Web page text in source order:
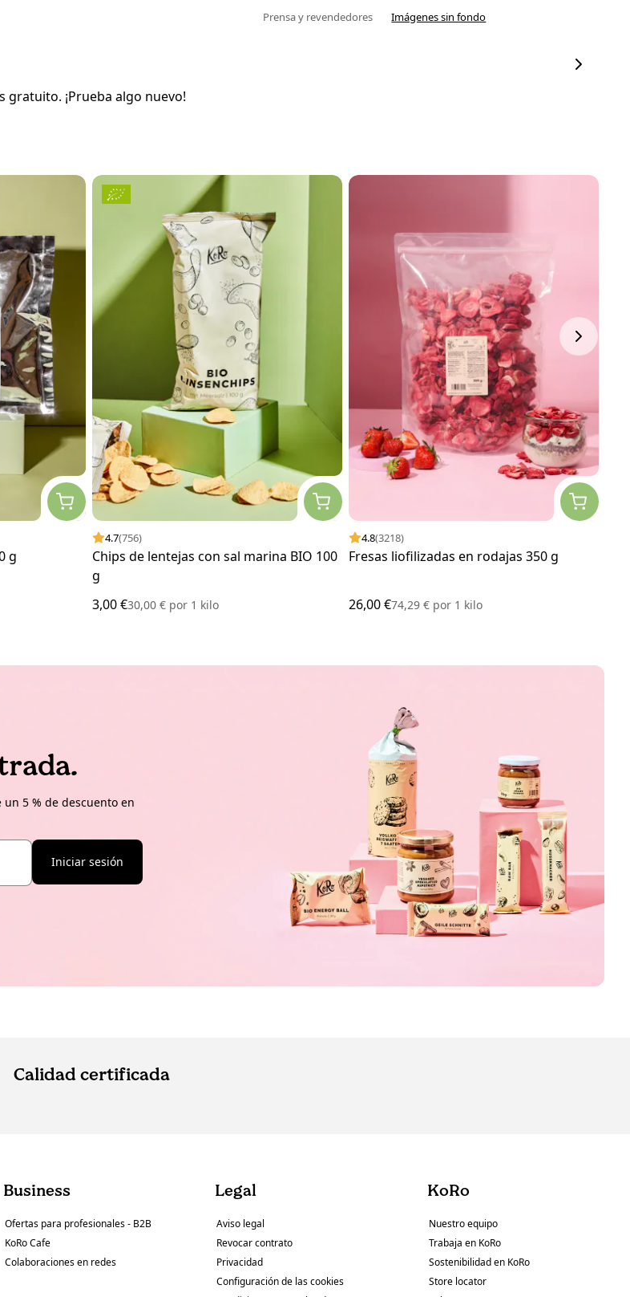
Prensa y revendedores
Imágenes sin fondo
¡Prueba algo nuevo!
g
4.7(756)
Chips de lentejas con sal marina BIO 100
g
3,00 €30,00 € por1 kilo
4.8(3218)
Fresas liofilizadas en rodajas 350 g
26,00 €74,29 € por1 kilo
5 % de descuento en
Iniciar sesión
Calidad certificada
Business
Ofertas para profesionales - B2B
KoRo Cafe
Colaboraciones en redes
Legal
Aviso legal
Revocar contrato
Privacidad
Configuración de las cookies
KoRo
Nuestro equipo
Trabaja en KoRo
Sostenibilidad en KoRo
Store locator